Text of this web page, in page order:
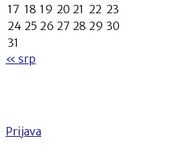
17 18 19 20 21 22 23
24 25 26 27 28 29 30
31
« srp
Prijava